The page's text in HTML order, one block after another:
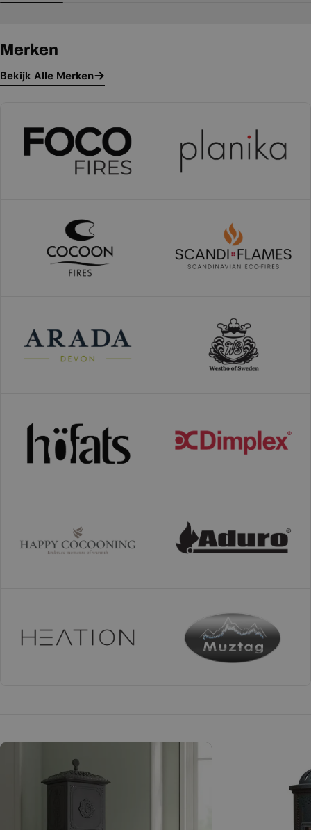
Merken
Bekijk Alle Merken